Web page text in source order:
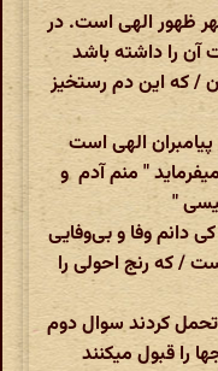
ظهور الهی است. در
آن را داشته باشد
/که این دم رستخیز
الهی است
" منم آدم و
"
دانم وفا و بی‌وفایی
/که رنج احولی را
تحمل کردند سوال دوم
را قبول میکنند